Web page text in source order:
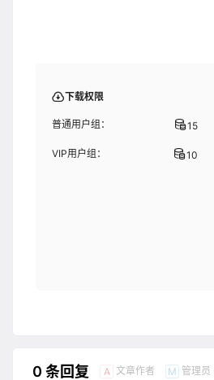
下载权限
普通用户组： 15
VIP用户组： 10
0 条回复 A 文章作者 M 管理员